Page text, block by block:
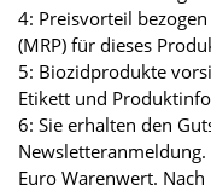
4: Preisvorteil
(MRP) für dieses
5: Biozidprodukte
Etikett und
6: Sie erhalten den
Euro Warenwert.